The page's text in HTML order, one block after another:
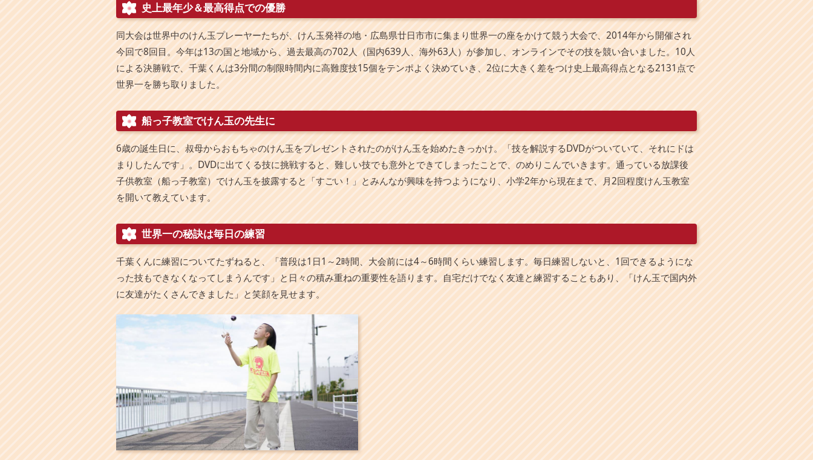
史上最年少＆最高得点での優勝
同大会は世界中のけん玉プレーヤーたちが、けん玉発祥の地・広島県廿日市市に集まり世界一の座をかけて競う大会で、2014年から開催され
今回で8回目。今年は13の国と地域から、過去最高の702人（国内639人、海外63人）が参加し、オンラインでその技を競い合いました。10人
による決勝戦で、千葉くんは3分間の制限時間内に高難度技15個をテンポよく決めていき、2位に大きく差をつけ史上最高得点となる2131点で
世界一を勝ち取りました。
船っ子教室でけん玉の先生に
6歳の誕生日に、叔母からおもちゃのけん玉をプレゼントされたのがけん玉を始めたきっかけ。「技を解説するDVDがついていて、それにドは
まりしたんです」。DVDに出てくる技に挑戦すると、難しい技でも意外とできてしまったことで、のめりこんでいきます。通っている放課後
子供教室（船っ子教室）でけん玉を披露すると「すごい！」とみんなが興味を持つようになり、小学2年から現在まで、月2回程度けん玉教室
を開いて教えています。
世界一の秘訣は毎日の練習
千葉くんに練習についてたずねると、「普段は1日1～2時間、大会前には4～6時間くらい練習します。毎日練習しないと、1回できるようにな
った技もできなくなってしまうんです」と日々の積み重ねの重要性を語ります。自宅だけでなく友達と練習することもあり、「けん玉で国内外
に友達がたくさんできました」と笑顔を見せます。